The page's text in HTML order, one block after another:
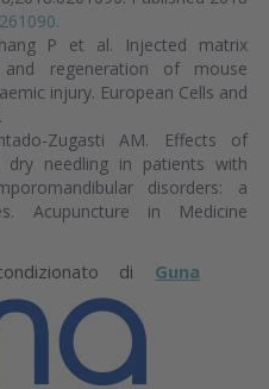
P et al. Injected matrix
and regeneration of mouse
injury. European Cells and
Zugasti AM. Effects of
dry needling in patients with
disorders: a
Acupuncture in Medicine
di Guna